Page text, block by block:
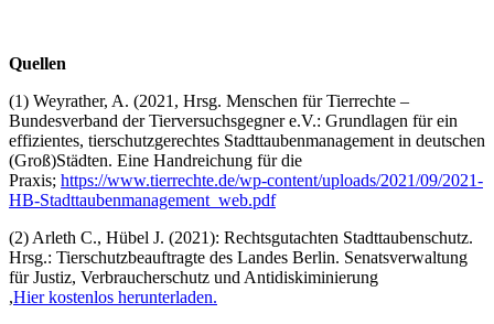
Quellen
(1) Weyrather, A. (2021, Hrsg. Menschen für Tierrechte –
Bundesverband der Tierversuchsgegner e.V.: Grundlagen für ein
effizientes, tierschutzgerechtes Stadttaubenmanagement in deutschen
(Groß)Städten. Eine Handreichung für die
Praxis; https://www.tierrechte.de/wp-content/uploads/2021/09/2021-
HB-Stadttaubenmanagement_web.pdf
(2) Arleth C., Hübel J. (2021): Rechtsgutachten Stadttaubenschutz.
Hrsg.: Tierschutzbeauftragte des Landes Berlin. Senatsverwaltung
für Justiz, Verbraucherschutz und Antidiskiminierung
,Hier kostenlos herunterladen.